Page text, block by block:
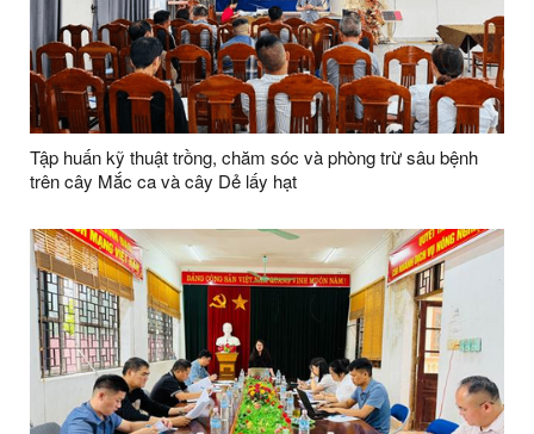
Tập huấn kỹ thuật trồng, chăm sóc và phòng trừ sâu bệnh
trên cây Mắc ca và cây Dẻ lấy hạt